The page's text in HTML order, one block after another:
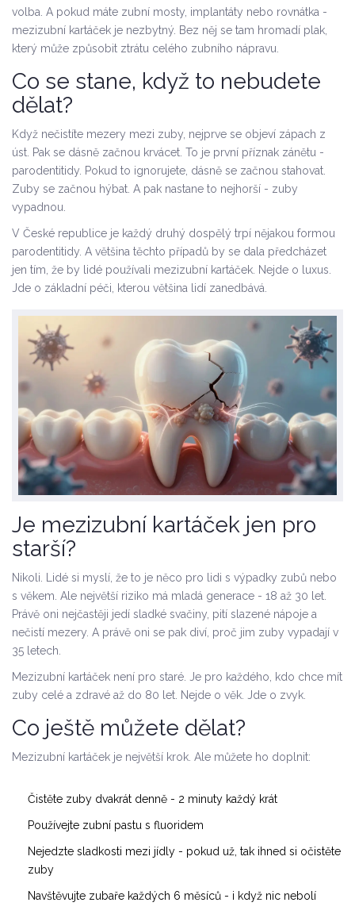
volba. A pokud máte zubní mosty, implantáty nebo rovnátka -
mezizubní kartáček je nezbytný. Bez něj se tam hromadí plak,
který může způsobit ztrátu celého zubního nápravu.
Co se stane, když to nebudete
dělat?
Když nečistíte mezery mezi zuby, nejprve se objeví zápach z
úst. Pak se dásně začnou krvácet. To je první příznak zánětu -
parodentitidy. Pokud to ignorujete, dásně se začnou stahovat.
Zuby se začnou hýbat. A pak nastane to nejhorší - zuby
vypadnou.
V České republice je každý druhý dospělý trpí nějakou formou
parodentitidy. A většina těchto případů by se dala předcházet
jen tím, že by lidé používali mezizubní kartáček. Nejde o luxus.
Jde o základní péči, kterou většina lidí zanedbává.
Je mezizubní kartáček jen pro
starší?
Nikoli. Lidé si myslí, že to je něco pro lidi s výpadky zubů nebo
s věkem. Ale největší riziko má mladá generace - 18 až 30 let.
Právě oni nejčastěji jedí sladké svačiny, pití slazené nápoje a
nečistí mezery. A právě oni se pak diví, proč jim zuby vypadají v
35 letech.
Mezizubní kartáček není pro staré. Je pro každého, kdo chce mít
zuby celé a zdravé až do 80 let. Nejde o věk. Jde o zvyk.
Co ještě můžete dělat?
Mezizubní kartáček je největší krok. Ale můžete ho doplnit:
Čistěte zuby dvakrát denně - 2 minuty každý krát
Používejte zubní pastu s fluoridem
Nejedzte sladkosti mezi jídly - pokud už, tak ihned si očistěte
zuby
Navštěvujte zubaře každých 6 měsíců - i když nic nebolí